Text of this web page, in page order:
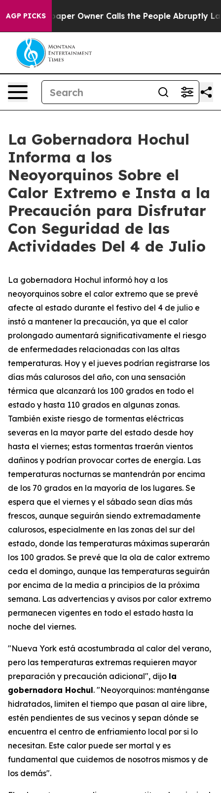
AGP PICKS
Owner Calls the People Abruptly Laid off “Simply
La Gobernadora Hochul
Informa a los
Neoyorquinos Sobre el
Calor Extremo e Insta a la
Precaución para Disfrutar
Con Seguridad de las
Actividades Del 4 de Julio
La gobernadora Hochul informó hoy a los
neoyorquinos sobre el calor extremo que se prevé
afecte al estado durante el festivo del 4 de julio e
instó a mantener la precaución, ya que el calor
prolongado aumentará significativamente el riesgo
de enfermedades relacionadas con las altas
temperaturas. Hoy y el jueves podrían registrarse los
días más calurosos del año, con una sensación
térmica que alcanzará los 100 grados en todo el
estado y hasta 110 grados en algunas zonas.
También existe riesgo de tormentas eléctricas
severas en la mayor parte del estado desde hoy
hasta el viernes; estas tormentas traerán vientos
dañinos y podrían provocar cortes de energía. Las
temperaturas nocturnas se mantendrán por encima
de los 70 grados en la mayoría de los lugares. Se
espera que el viernes y el sábado sean días más
frescos, aunque seguirán siendo extremadamente
calurosos, especialmente en las zonas del sur del
estado, donde las temperaturas máximas superarán
los 100 grados. Se prevé que la ola de calor extremo
ceda el domingo, aunque las temperaturas seguirán
por encima de la media a principios de la próxima
semana. Las advertencias y avisos por calor extremo
permanecen vigentes en todo el estado hasta la
noche del viernes.
"Nueva York está acostumbrada al calor del verano,
pero las temperaturas extremas requieren mayor
preparación y precaución adicional", dijo la
gobernadora Hochul. "Neoyorquinos: manténganse
hidratados, limiten el tiempo que pasan al aire libre,
estén pendientes de sus vecinos y sepan dónde se
encuentra el centro de enfriamiento local por si lo
necesitan. Este calor puede ser mortal y es
fundamental que cuidemos de nosotros mismos y de
los demás".